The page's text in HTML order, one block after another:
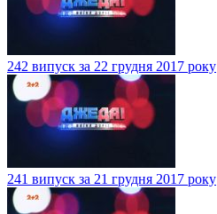
242 випуск за 22 грудня 2017 року
241 випуск за 21 грудня 2017 року